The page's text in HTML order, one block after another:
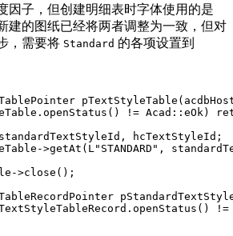
因子，但创建明细表时字体使用的是
建的图纸已经将两者调整为一致，但对
，需要将 Standard 的各项设置到
pTextStyleTable
openStatus () != Acad::eOk)
hcTextStyleId;
>getAt ( L"STANDARD" ,
>close ();
openStatus () !=